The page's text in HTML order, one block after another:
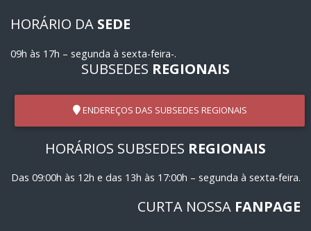
HORÁRIO DA SEDE
09h às 17h – segunda à sexta-feira-.
SUBSEDES REGIONAIS
ENDEREÇOS DAS SUBSEDES REGIONAIS
HORÁRIOS SUBSEDES REGIONAIS
Das 09:00h às 12h e das 13h às 17:00h – segunda à sexta-feira.
CURTA NOSSA FANPAGE